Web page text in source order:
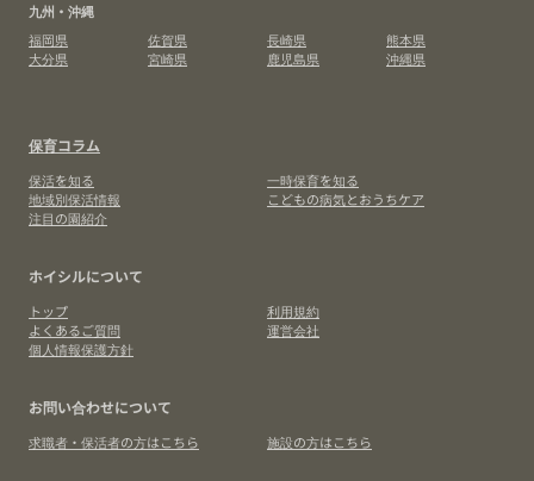
九州・沖縄
福岡県
佐賀県 長崎県
熊本県
大分県
宮崎県 鹿児島県 沖縄県
保育コラム
保活を知る
一時保育を知る
地域別保活情報
こどもの病気とおうちケア
注目の園紹介
ホイシルについて
トップ
利用規約
よくあるご質問
運営会社
個人情報保護方針
お問い合わせについて
求職者・保活者の方はこちら 施設の方はこちら